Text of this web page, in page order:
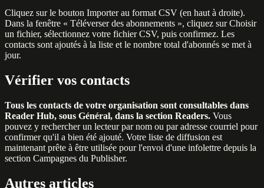
Cliquez sur le bouton Importer au format CSV (en haut à droite).
Dans la fenêtre « Téléverser des abonnements », cliquez sur Choisir
un fichier, sélectionnez votre fichier CSV, puis confirmez. Les
contacts sont ajoutés à la liste et le nombre total d'abonnés se met à
jour.
Vérifier vos contacts
Tous les contacts de votre organisation sont consultables dans
Reader Hub, sous Général, dans la section Readers. Vous
pouvez y rechercher un lecteur par nom ou par adresse courriel pour
confirmer qu'il a bien été ajouté. Votre liste de diffusion est
maintenant prête à être utilisée pour l'envoi d'une infolettre depuis la
section Campagnes du Publisher.
Autres articles